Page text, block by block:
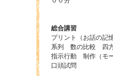
総合講習
プリント（お話の
系列 数の比較 四方
指示行動 制作（モ
口頭試問